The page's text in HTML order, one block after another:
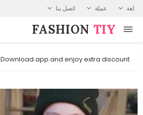
لغة عملة اتصل بنا
FASHION⁠ TIY
Download app and enjoy extra discount